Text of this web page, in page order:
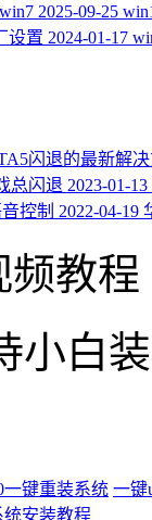
2025-09-25
设置 2024-01-17
闪退的最新解
总闪退 2023-01-13
控制 2022-04-19
频教程
小白
一键重装系统 一键
统安装教程